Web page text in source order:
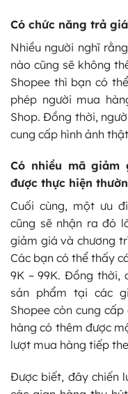
Có chức năng trả
Nhiều người nghĩ
nào cũng sẽ không
Shopee thì bạn có
phép người mua
Shop. Đồng thời,
cung cấp hình ảnh
Có nhiều mã giảm
được thực hiện
Cuối cùng, một ưu
cũng sẽ nhận ra đó
giảm giá và chương
Các bạn có thể thấy
9K – 99K. Đồng thời,
sản phẩm tại các
Shopee còn cung
hàng có thêm được
lượt mua hàng tiếp
Được biết, đây chiến